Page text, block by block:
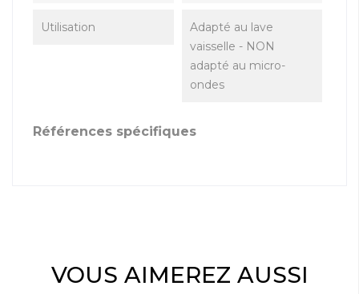
Utilisation
Adapté au lave
vaisselle - NON
adapté au micro-
ondes
Références spécifiques
VOUS AIMEREZ AUSSI